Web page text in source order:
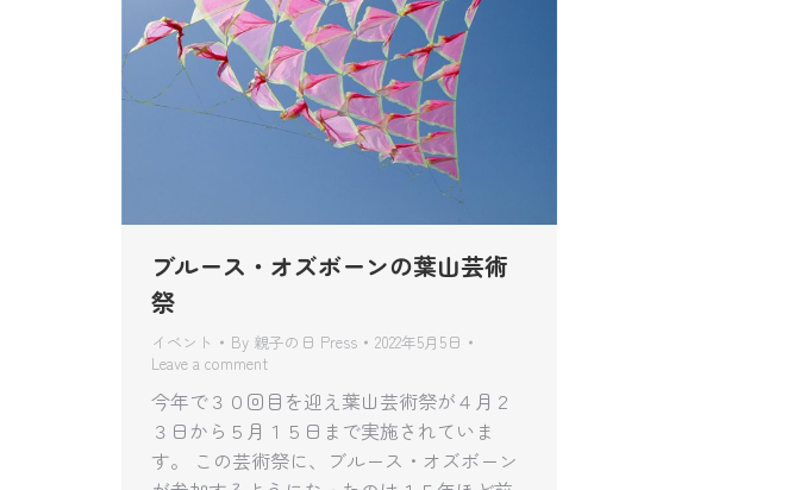
ブルース・オズボーンの葉山芸術
祭
イベント By 親子の日 Press
2022年5月5日
Leave a comment
今年で３０回目を迎え葉山芸術祭が４月２
３日から５月１５日まで実施されていま
す。 この芸術祭に、ブルース・オズボーン